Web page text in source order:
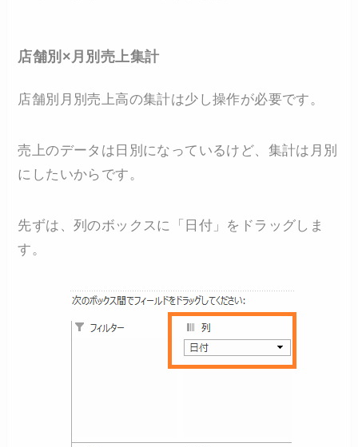
店舗別×月別売上集計
店舗別月別売上高の集計は少し操作が必要です。
売上のデータは日別になっているけど、集計は月別
にしたいからです。
先ずは、列のボックスに「日付」をドラッグしま
す。